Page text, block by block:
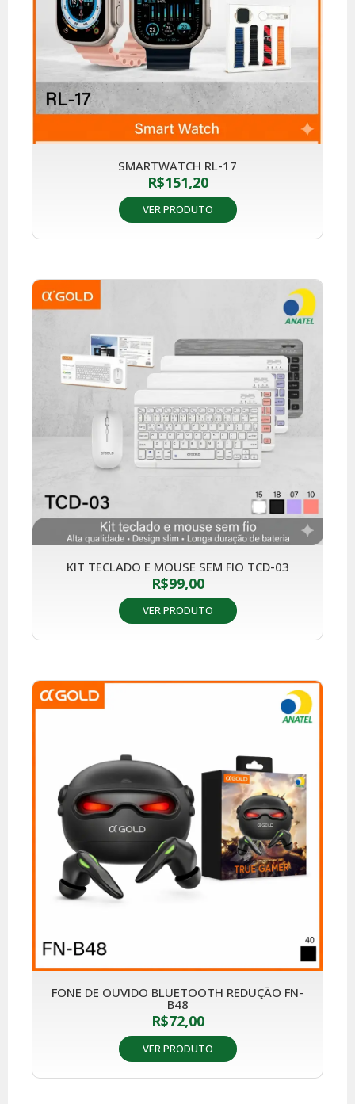
SMARTWATCH RL-17
R$151,20
VER PRODUTO
KIT TECLADO E MOUSE SEM FIO TCD-03
R$99,00
VER PRODUTO
FONE DE OUVIDO BLUETOOTH REDUÇÃO FN-
B48
R$72,00
VER PRODUTO